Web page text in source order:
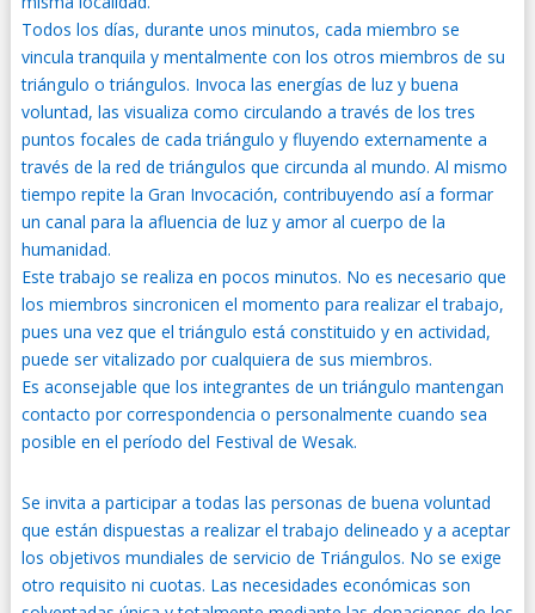
Todos los días, durante unos minutos, cada miembro se
vincula tranquila y mentalmente con los otros miembros de su
triángulo o triángulos. Invoca las energías de luz y buena
voluntad, las visualiza como circulando a través de los tres
puntos focales de cada triángulo y fluyendo externamente a
través de la red de triángulos que circunda al mundo. Al mismo
tiempo repite la Gran Invocación, contribuyendo así a formar
un canal para la afluencia de luz y amor al cuerpo de la
humanidad.
Este trabajo se realiza en pocos minutos. No es necesario que
los miembros sincronicen el momento para realizar el trabajo,
pues una vez que el triángulo está constituido y en actividad,
puede ser vitalizado por cualquiera de sus miembros.
Es aconsejable que los integrantes de un triángulo mantengan
contacto por correspondencia o personalmente cuando sea
posible en el período del Festival de Wesak.
Se invita a participar a todas las personas de buena voluntad
que están dispuestas a realizar el trabajo delineado y a aceptar
los objetivos mundiales de servicio de Triángulos. No se exige
otro requisito ni cuotas. Las necesidades económicas son